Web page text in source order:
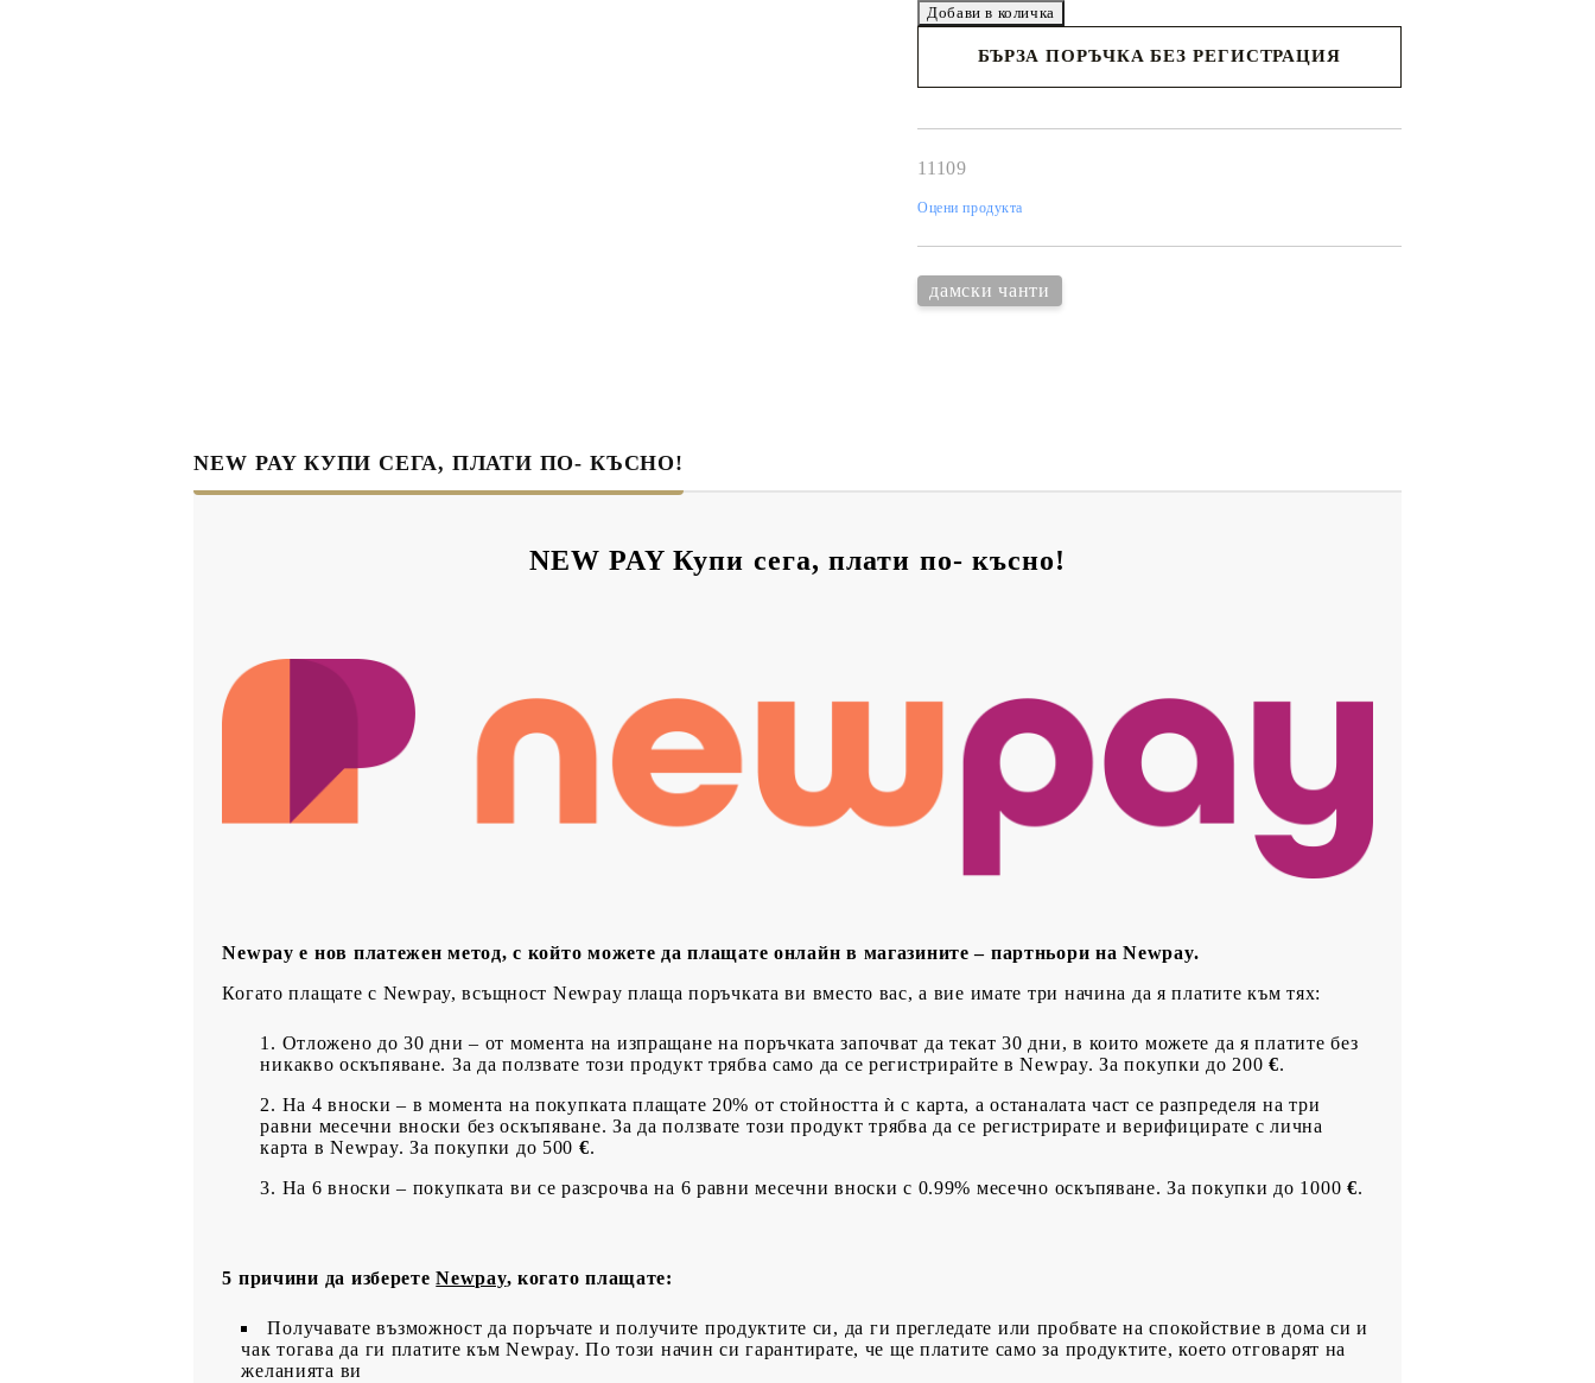
БЪРЗА ПОРЪЧКА БЕЗ РЕГИСТРАЦИЯ
рамките на работния ден.
11109
Оцени продукта
дамски чанти
NEW PAY КУПИ СЕГА, ПЛАТИ ПО- КЪСНО!
NEW PAY Купи сега, плати по- късно!
Newpay е нов платежен метод, с който можете да плащате онлайн в магазините – партньори на Newpay.
Когато плащате с Newpay, всъщност Newpay плаща поръчката ви вместо вас, а вие имате три начина да я платите към тях:
Отложено до 30 дни – от момента на изпращане на поръчката започват да текат 30 дни, в които можете да я платите без
никакво оскъпяване. За да ползвате този продукт трябва само да се регистрирайте в Newpay. За покупки до 200€.
На 4 вноски – в момента на покупката плащате 20% от стойността ѝ с карта, а останалата част се разпределя на три
равни месечни вноски без оскъпяване. За да ползвате този продукт трябва да се регистрирате и верифицирате с лична
карта в Newpay. За покупки до 500 €.
На 6 вноски – покупката ви се разсрочва на 6 равни месечни вноски с 0.99% месечно оскъпяване. За покупки до 1000 €.
5 причини да изберетеNewpay, когато плащате:
Получавате възможност да поръчате и получите продуктите си, да ги прегледате или пробвате на спокойствие в дома си и
чак тогава да ги платите към Newpay. По този начин си гарантирате, че ще платите само за продуктите, което отговарят на
желанията ви